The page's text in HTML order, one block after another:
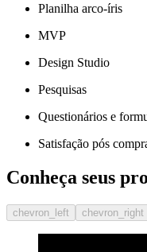
Planilha arco-íris
MVP
Design Studio
Pesquisas
Questionários e
Satisfação pós
Conheça seus
chevron_left chevron_right